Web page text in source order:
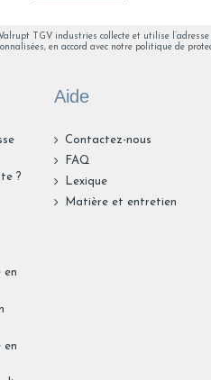
TGV industries collecte et utilise
en accord avec notre politique de
?
en
en
Aide
Contactez-nous
FAQ
Lexique
Matière et entretien